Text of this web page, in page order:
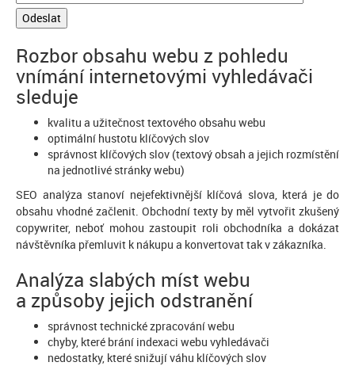
Rozbor obsahu webu z pohledu
vnímání internetovými vyhledávači
sleduje
kvalitu a užitečnost textového obsahu webu
optimální hustotu klíčových slov
správnost klíčových slov (textový obsah a jejich rozmístění
na jednotlivé stránky webu)
SEO analýza stanoví nejefektivnější klíčová slova, která je do
obsahu vhodné začlenit. Obchodní texty by měl vytvořit zkušený
copywriter, neboť mohou zastoupit roli obchodníka a dokázat
návštěvníka přemluvit k nákupu a konvertovat tak v zákazníka.
Analýza slabých míst webu
a způsoby jejich odstranění
správnost technické zpracování webu
chyby, které brání indexaci webu vyhledávači
nedostatky, které snižují váhu klíčových slov